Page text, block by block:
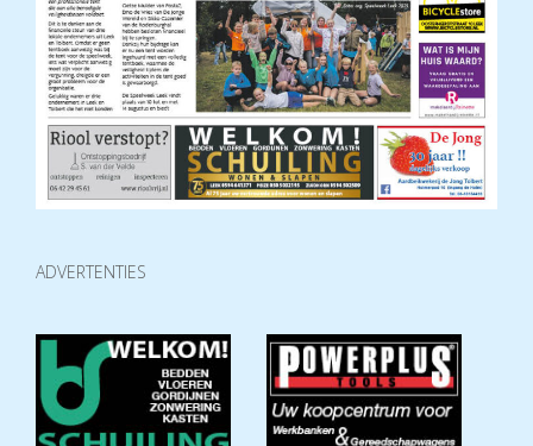
ADVERTENTIES